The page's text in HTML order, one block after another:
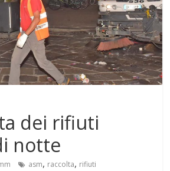
dei rifiuti
notte
asm, raccolta, rifiuti